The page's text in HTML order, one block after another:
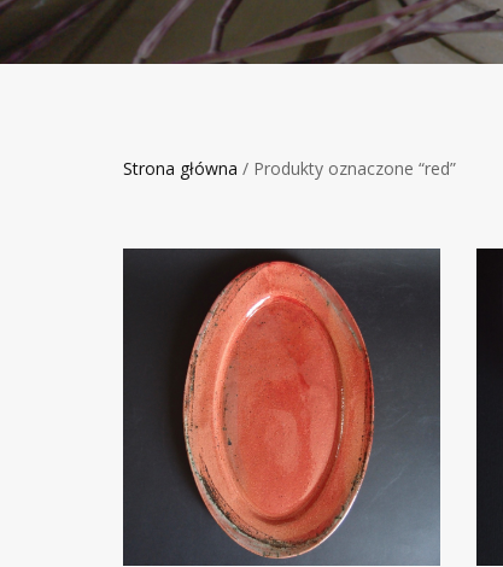
Strona główna / Produkty oznaczone “red”